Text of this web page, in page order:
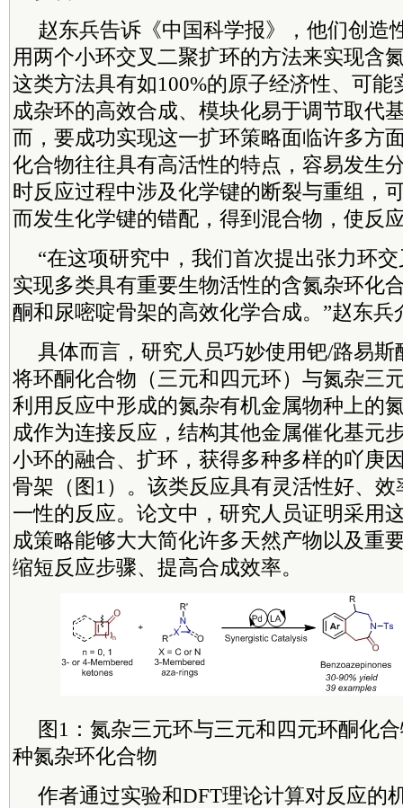
赵东兵告诉《中国科学报》，他们创造
用两个小环交叉二聚扩环的方法来实现含
这类方法具有如100%的原子经济性、可能
成杂环的高效合成、模块化易于调节取代
而，要成功实现这一扩环策略面临许多方
化合物往往具有高活性的特点，容易发生
时反应过程中涉及化学键的断裂与重组，
而发生化学键的错配，得到混合物，使反
“在这项研究中，我们首次提出张力环
实现多类具有重要生物活性的含氮杂环化
酮和尿嘧啶骨架的高效化学合成。”赵东兵
具体而言，研究人员巧妙使用钯/路易斯
将环酮化合物（三元和四元环）与氮杂三
利用反应中形成的氮杂有机金属物种上的
成作为连接反应，结构其他金属催化基元
小环的融合、扩环，获得多种多样的吖庚
骨架（图1）。该类反应具有灵活性好、
一性的反应。论文中，研究人员证明采用
成策略能够大大简化许多天然产物以及重
缩短反应步骤、提高合成效率。
图1：氮杂三元环与三元和四元环酮化
种氮杂环化合物
作者通过实验和DFT理论计算对反应的